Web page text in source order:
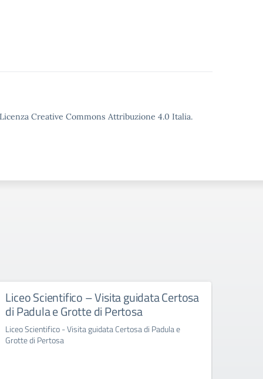
Creative Commons Attribuzione 4.0 Italia.
Liceo Scientifico – Visita guidata Certosa
di Padula e Grotte di Pertosa
Liceo Scientifico - Visita guidata Certosa di Padula e
Grotte di Pertosa